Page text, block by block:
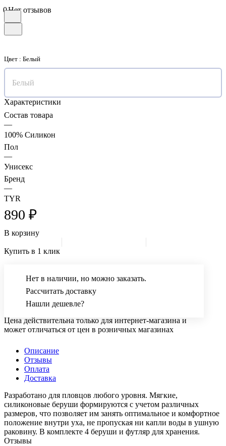
0Нет отзывов
Цвет : Белый
Белый
Характеристики
Состав товара
—
100% Силикон
Пол
—
Унисекс
Бренд
—
TYR
890 ₽
В корзину
Купить в 1 клик
Нет в наличии, но можно заказать.
Рассчитать доставку
Нашли дешевле?
Цена действительна только для интернет-магазина и
может отличаться от цен в розничных магазинах
Описание
Отзывы
Оплата
Доставка
Разработано для пловцов любого уровня. Мягкие,
силиконовые беруши формируются с учетом различных
размеров, что позволяет им занять оптимальное и комфортное
положение внутри уха, не пропуская ни капли воды в ушную
раковину. В комплекте 4 беруши и футляр для хранения.
Отзывы